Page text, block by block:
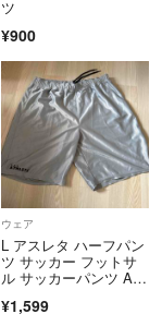
ツ
¥900
ウェア
L アスレタ ハーフパン
ツ サッカー フットサ
ル サッカーパンツ AT
¥1,599